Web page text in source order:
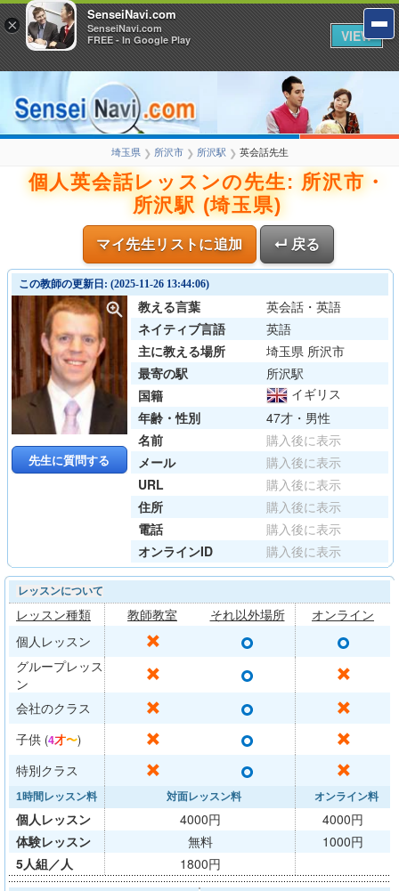
埼玉県 ❯ 所沢市 ❯ 所沢駅 ❯ 英会話先生
個人英会話レッスンの先生: 所沢市・
所沢駅 (埼玉県)
マイ先生リストに追加 ↵ 戻る
この教師の更新日: (2025-11-26 13:44:06)
先生に質問する
教える言葉
英会話・英語
ネイティブ言語
英語
主に教える場所
埼玉県 所沢市
最寄の駅
所沢駅
国籍
イギリス
年齢・性別
47才・男性
名前
購入後に表示
メール
購入後に表示
URL
購入後に表示
住所
購入後に表示
電話
購入後に表示
オンラインID
購入後に表示
レッスンについて
レッスン種類 教師教室 それ以外場所
オンライン
個人レッスン
✕ ○ ○
グループレッス
ン
✕ ○ ✕
会社のクラス ✕ ○ ✕
子供 (4才〜) ✕ ○ ✕
特別クラス ✕ ○ ✕
1時間レッスン料 対面レッスン料 オンライン料
個人レッスン 4000円
4000円
体験レッスン
無料
1000円
5人組／人
1800円
×
SenseiNavi.com
SenseiNavi.com
FREE - In Google Play
VIEW